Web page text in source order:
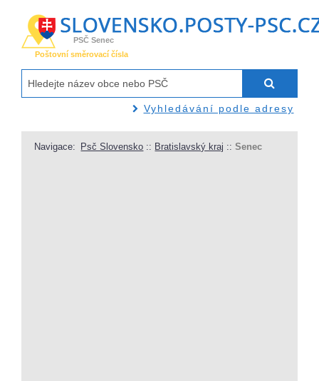
PSČ Senec
Poštovní směrovací čísla
Vyhledávání podle adresy
Navigace: Psč Slovensko :: Bratislavský kraj ::Senec